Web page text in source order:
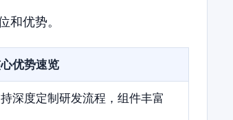
和优势。
优势速览
深度定制研发流程，组件丰富